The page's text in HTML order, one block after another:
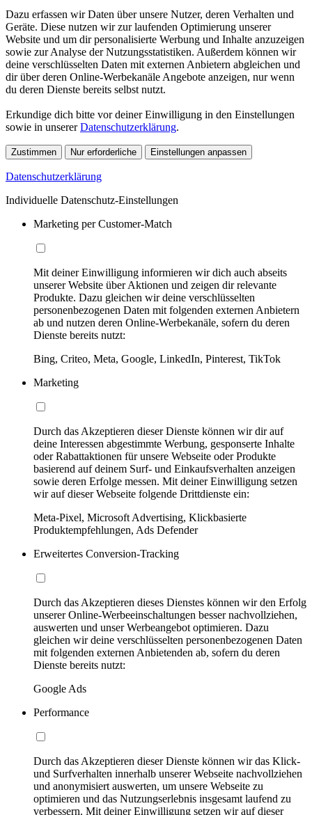
Dazu erfassen wir Daten über unsere Nutzer, deren Verhalten und
Geräte. Diese nutzen wir zur laufenden Optimierung unserer
Website und um dir personalisierte Werbung und Inhalte anzuzeigen
sowie zur Analyse der Nutzungsstatistiken. Außerdem können wir
deine verschlüsselten Daten mit externen Anbietern abgleichen und
dir über deren Online-Werbekanäle Angebote anzeigen, nur wenn
du deren Dienste bereits selbst nutzt.
Erkundige dich bitte vor deiner Einwilligung in den Einstellungen
sowie in unsererDatenschutzerklärung.
Zustimmen Nur erforderliche Einstellungen anpassen
Datenschutzerklärung
Individuelle Datenschutz-Einstellungen
Marketing per Customer-Match
Mit deiner Einwilligung informieren wir dich auch abseits
unserer Website über Aktionen und zeigen dir relevante
Produkte. Dazu gleichen wir deine verschlüsselten
personenbezogenen Daten mit folgenden externen Anbietern
ab und nutzen deren Online-Werbekanäle, sofern du deren
Dienste bereits nutzt:
Bing, Criteo, Meta, Google, LinkedIn, Pinterest, TikTok
Marketing
Durch das Akzeptieren dieser Dienste können wir dir auf
deine Interessen abgestimmte Werbung, gesponserte Inhalte
oder Rabattaktionen für unsere Webseite oder Produkte
basierend auf deinem Surf- und Einkaufsverhalten anzeigen
sowie deren Erfolge messen. Mit deiner Einwilligung setzen
wir auf dieser Webseite folgende Drittdienste ein:
Meta-Pixel, Microsoft Advertising, Klickbasierte
Produktempfehlungen, Ads Defender
Erweitertes Conversion-Tracking
Durch das Akzeptieren dieses Dienstes können wir den Erfolg
unserer Online-Werbeeinschaltungen besser nachvollziehen,
auswerten und unser Werbeangebot optimieren. Dazu
gleichen wir deine verschlüsselten personenbezogenen Daten
mit folgenden externen Anbietenden ab, sofern du deren
Dienste bereits nutzt:
Google Ads
Performance
Durch das Akzeptieren dieser Dienste können wir das Klick-
und Surfverhalten innerhalb unserer Webseite nachvollziehen
und anonymisiert auswerten, um unsere Webseite zu
optimieren und das Nutzungserlebnis insgesamt laufend zu
verbessern. Mit deiner Einwilligung setzen wir auf dieser